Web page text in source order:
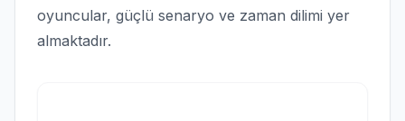
oyuncular, güçlü senaryo ve zaman dilimi yer
almaktadır.